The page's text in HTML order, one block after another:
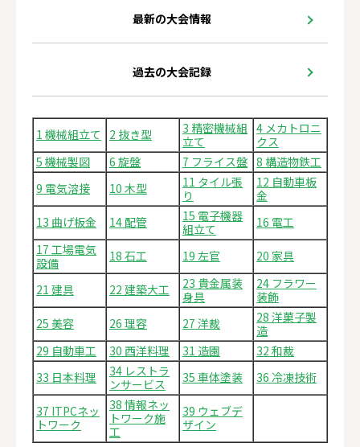
最新の大会情報
過去の大会記録
1 機械組立て 2 抜き型
3 精密機械組
立て
4 メカトロニ
クス
5 機械製図
6 旋盤 7 フライス盤 8 構造物鉄工
9 電気溶接
10 木型
11 タイル張
り
12 自動車板
金
13 曲げ板金
14 配管
15 電子機器
組立て
16 電工
17 工場電気
設備
18 石工 19 左官 20 家具
21 建具 22 建築大工
23 貴金属装
身具
24 フラワー
装飾
25 美容
26 理容 27 洋裁
28 洋菓子製
造
29 自動車工
30 西洋料理 31 造園
32 和裁
33 日本料理
34 レストラ
ンサービス
35 車体塗装 36 冷凍技術
37 ITPCネッ
トワーク
38 情報ネッ
トワーク施
工
39 ウェブデ
ザイン